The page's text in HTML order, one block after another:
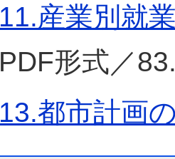
11.産業別就
PDF形式／
13.都市計画